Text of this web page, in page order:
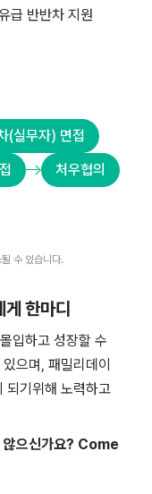
급 반반차 지원
(실무자) 면접
처우협의
수 있습니다.
한마디
입하고 성장할 수
으며, 패밀리데이
되기위해 노력하고
않으신가요? Come